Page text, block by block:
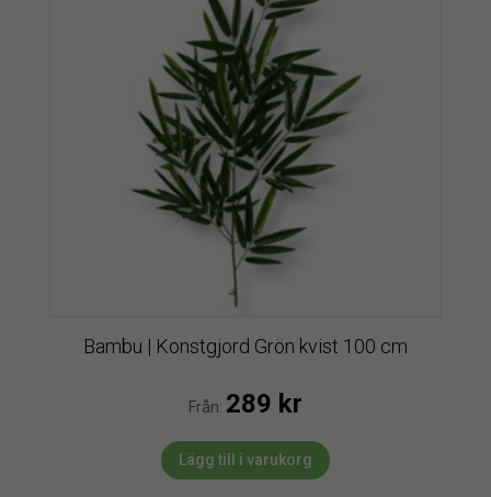
Bambu | Konstgjord Grön kvist 100 cm
Från: 289 kr
Lägg till i varukorg